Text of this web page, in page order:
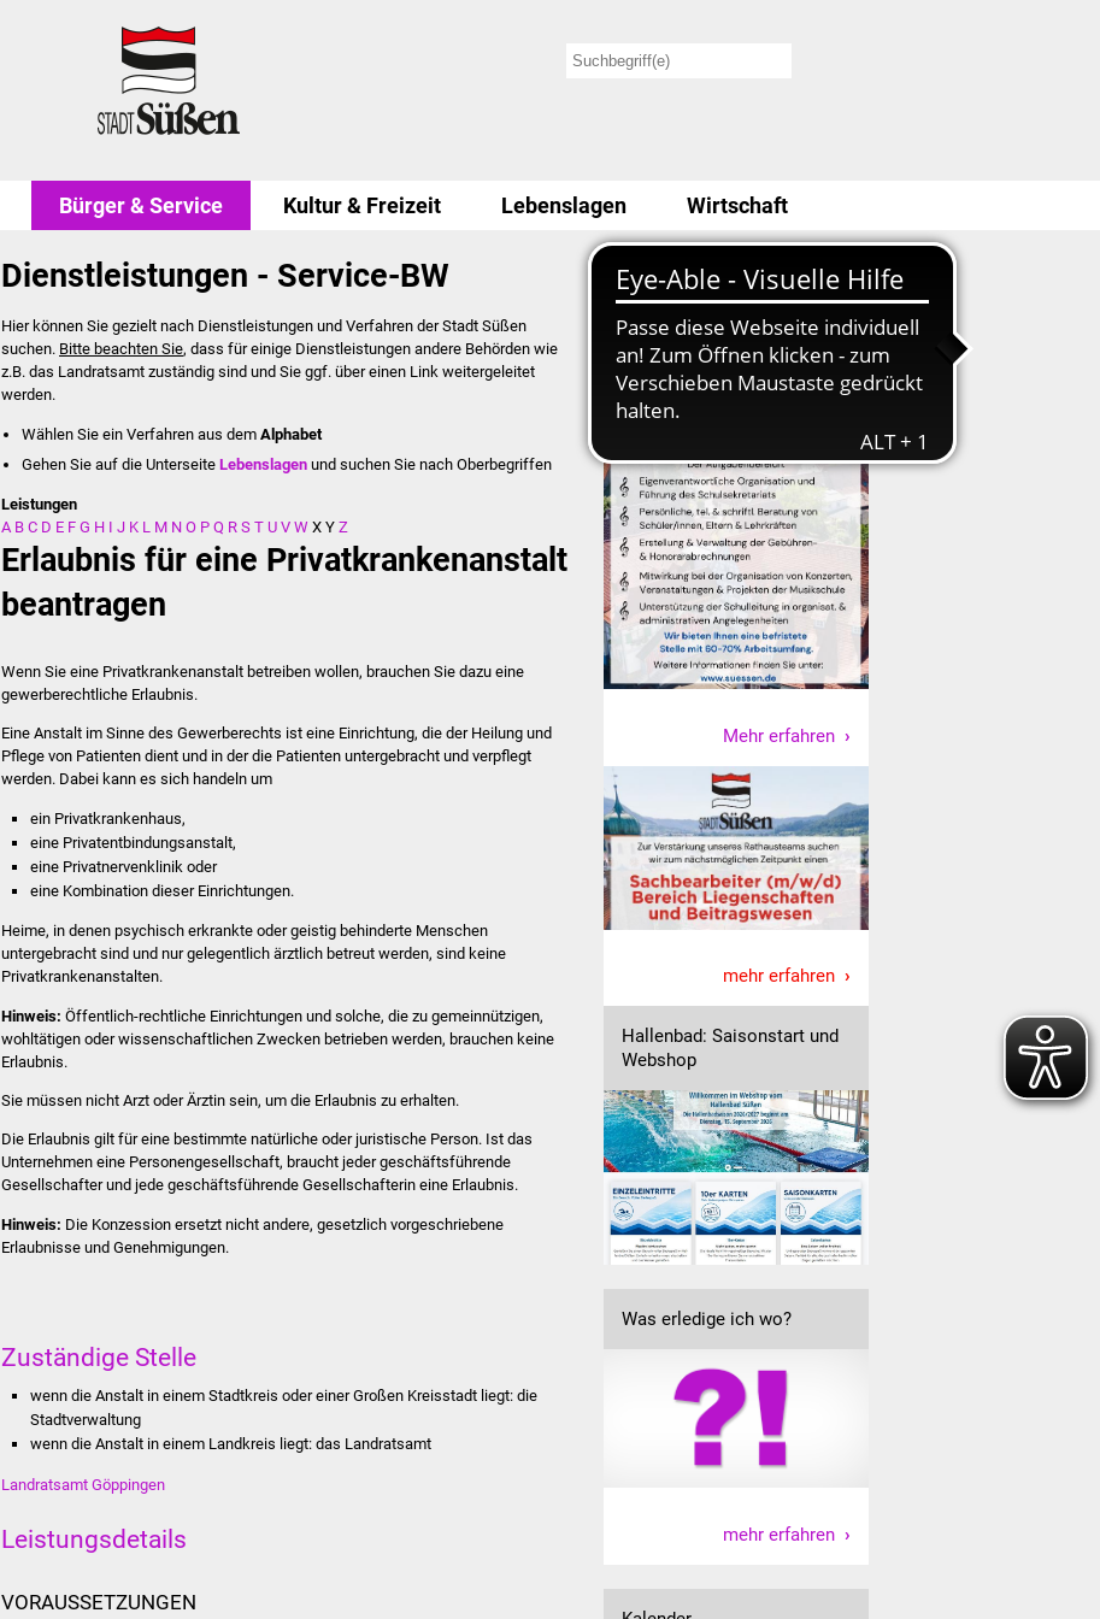
Bürger & Service Kultur & Freizeit Lebenslagen Wirtschaft
Dienstleistungen - Service-BW
Hier können Sie gezielt nach Dienstleistungen und Verfahren der Stadt Süßen
suchen. Bitte beachten Sie, dass für einige Dienstleistungen andere Behörden wie
z.B. das Landratsamt zuständig sind und Sie ggf. über einen Link weitergeleitet
werden.
Wählen Sie ein Verfahren aus dem Alphabet
Gehen Sie auf die UnterseiteLebenslagen und suchen Sie nach Oberbegriffen
Leistungen
A B C D E F G H I J K L M N O P Q R S T U V W X Y Z
Erlaubnis für eine Privatkrankenanstalt
beantragen
Wenn Sie eine Privatkrankenanstalt betreiben wollen, brauchen Sie dazu eine
gewerberechtliche Erlaubnis.
Eine Anstalt im Sinne des Gewerberechts ist eine Einrichtung, die der Heilung und
Pflege von Patienten dient und in der die Patienten untergebracht und verpflegt
werden. Dabei kann es sich handeln um
ein Privatkrankenhaus,
eine Privatentbindungsanstalt,
eine Privatnervenklinik oder
eine Kombination dieser Einrichtungen.
Heime, in denen psychisch erkrankte oder geistig behinderte Menschen
untergebracht sind und nur gelegentlich ärztlich betreut werden, sind keine
Privatkrankenanstalten.
Hinweis: Öffentlich-rechtliche Einrichtungen und solche, die zu gemeinnützigen,
wohltätigen oder wissenschaftlichen Zwecken betrieben werden, brauchen keine
Erlaubnis.
Sie müssen nicht Arzt oder Ärztin sein, um die Erlaubnis zu erhalten.
Die Erlaubnis gilt für eine bestimmte natürliche oder juristische Person. Ist das
Unternehmen eine Personengesellschaft, braucht jeder geschäftsführende
Gesellschafter und jede geschäftsführende Gesellschafterin eine Erlaubnis.
Hinweis: Die Konzession ersetzt nicht andere, gesetzlich vorgeschriebene
Erlaubnisse und Genehmigungen.
Zuständige Stelle
wenn die Anstalt in einem Stadtkreis oder einer Großen Kreisstadt liegt: die
Stadtverwaltung
wenn die Anstalt in einem Landkreis liegt: das Landratsamt
Landratsamt Göppingen
Leistungsdetails
VORAUSSETZUNGEN
Stellenausschreibung
Mehr erfahren
mehr erfahren
Hallenbad: Saisonstart und
Webshop
Was erledige ich wo?
mehr erfahren